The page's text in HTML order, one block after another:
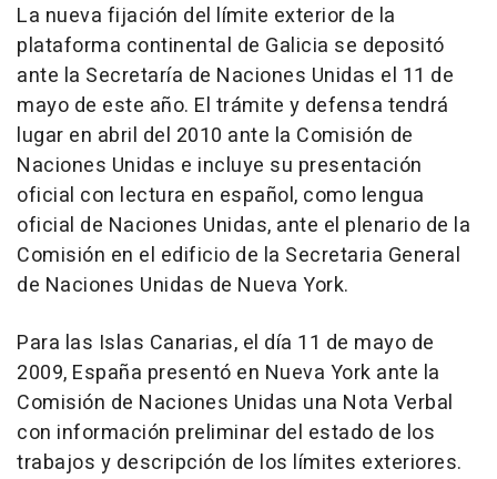
La nueva fijación del límite exterior de la
plataforma continental de Galicia se depositó
ante la Secretaría de Naciones Unidas el 11 de
mayo de este año. El trámite y defensa tendrá
lugar en abril del 2010 ante la Comisión de
Naciones Unidas e incluye su presentación
oficial con lectura en español, como lengua
oficial de Naciones Unidas, ante el plenario de la
Comisión en el edificio de la Secretaria General
de Naciones Unidas de Nueva York.
Para las Islas Canarias, el día 11 de mayo de
2009, España presentó en Nueva York ante la
Comisión de Naciones Unidas una Nota Verbal
con información preliminar del estado de los
trabajos y descripción de los límites exteriores.